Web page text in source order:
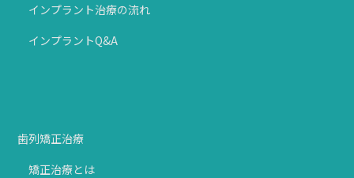
インプラント治療の流れ
インプラントQ&A
歯列矯正治療
矯正治療とは